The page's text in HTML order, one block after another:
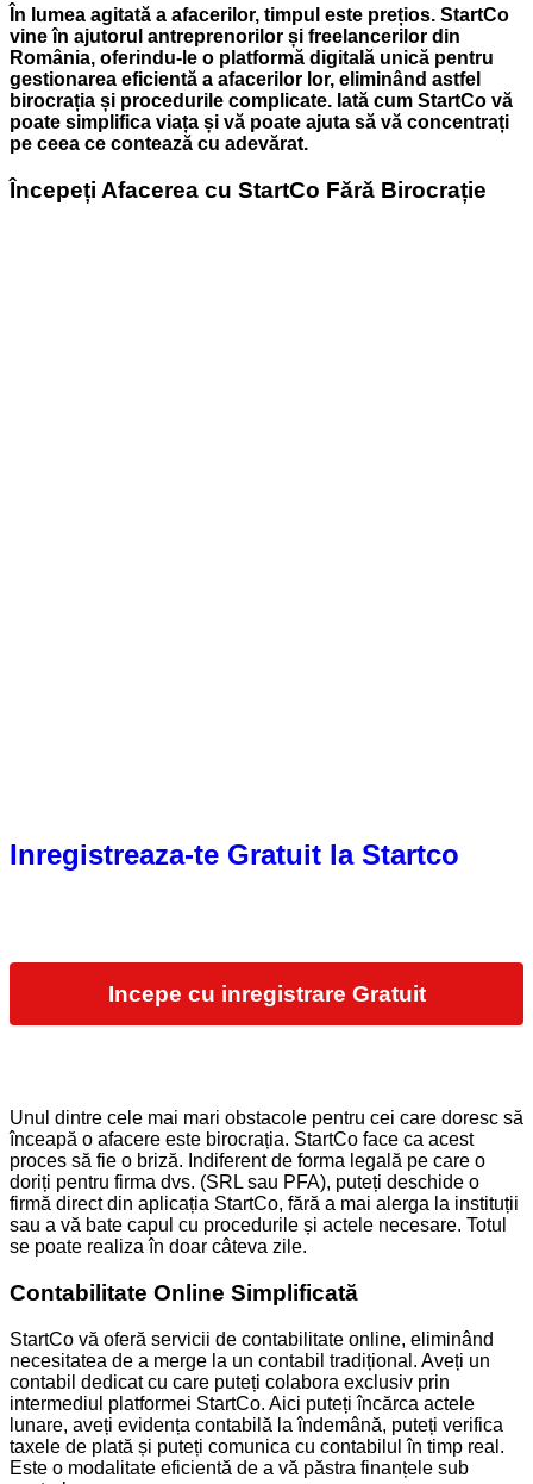
În lumea agitată a afacerilor, timpul este prețios. StartCo
vine în ajutorul antreprenorilor și freelancerilor din
România, oferindu-le o platformă digitală unică pentru
gestionarea eficientă a afacerilor lor, eliminând astfel
birocrația și procedurile complicate. Iată cum StartCo vă
poate simplifica viața și vă poate ajuta să vă concentrați
pe ceea ce contează cu adevărat.
Începeți Afacerea cu StartCo Fără Birocrație
Inregistreaza-te Gratuit la Startco
Incepe cu inregistrare Gratuit
Unul dintre cele mai mari obstacole pentru cei care doresc să
înceapă o afacere este birocrația. StartCo face ca acest
proces să fie o briză. Indiferent de forma legală pe care o
doriți pentru firma dvs. (SRL sau PFA), puteți deschide o
firmă direct din aplicația StartCo, fără a mai alerga la instituții
sau a vă bate capul cu procedurile și actele necesare. Totul
se poate realiza în doar câteva zile.
Contabilitate Online Simplificată
StartCo vă oferă servicii de contabilitate online, eliminând
necesitatea de a merge la un contabil tradițional. Aveți un
contabil dedicat cu care puteți colabora exclusiv prin
intermediul platformei StartCo. Aici puteți încărca actele
lunare, aveți evidența contabilă la îndemână, puteți verifica
taxele de plată și puteți comunica cu contabilul în timp real.
Este o modalitate eficientă de a vă păstra finanțele sub